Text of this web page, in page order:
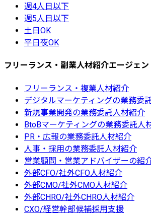
週4人日以下
週5人日以下
土日OK
平日夜OK
フリーランス・副業人材紹介エージェ
フリーランス・複業人材紹介
デジタルマーケティングの業務委
新規事業開発の業務委託人材紹介
BtoBマーケティングの業務委託人
PR・広報の業務委託人材紹介
人事・採用の業務委託人材紹介
営業顧問・営業アドバイザーの紹
外部CFO/社外CFO人材紹介
外部CMO/社外CMO人材紹介
外部CHRO/社外CHRO人材紹介
CXO/経営幹部候補採用支援